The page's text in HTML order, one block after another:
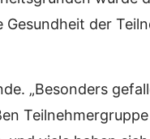
der
„Besonders